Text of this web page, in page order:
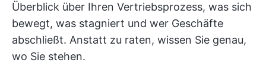
Überblick über Ihren Vertriebsprozess, was sich
bewegt, was stagniert und wer Geschäfte
abschließt. Anstatt zu raten, wissen Sie genau,
wo Sie stehen.